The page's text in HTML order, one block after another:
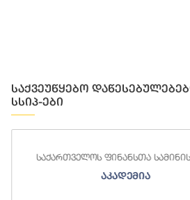
საქვეუწყებო
სსიპ-ები
საქართველოს ფინანსთა
აკადემია